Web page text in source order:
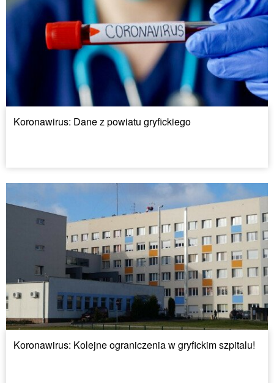
Koronawirus: Dane z powiatu gryfickiego
Koronawirus: Kolejne ograniczenia w gryfickim szpitalu!